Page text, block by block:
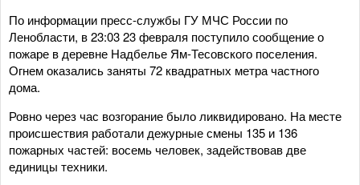
По информации пресс-службы ГУ МЧС России по
Ленобласти, в 23:03 23 февраля поступило сообщение о
пожаре в деревне Надбелье Ям-Тесовского поселения.
Огнем оказались заняты 72 квадратных метра частного
дома.
Ровно через час возгорание было ликвидировано. На месте
происшествия работали дежурные смены 135 и 136
пожарных частей: восемь человек, задействовав две
единицы техники.